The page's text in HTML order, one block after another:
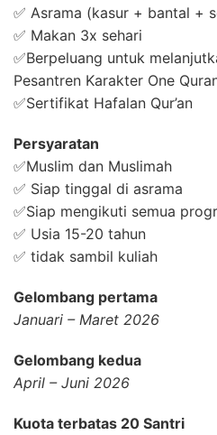
✅ Asrama (kasur + bantal +
✅ Makan 3x sehari
✅Berpeluang untuk
Pesantren Karakter One
✅Sertifikat Hafalan Qur’an
Persyaratan
✅Muslim dan Muslimah
✅ Siap tinggal di asrama
✅Siap mengikuti semua
✅ Usia 15-20 tahun
✅ tidak sambil kuliah
Gelombang pertama
Januari – Maret 2026
Gelombang kedua
April – Juni 2026
Kuota terbatas 20 Santri